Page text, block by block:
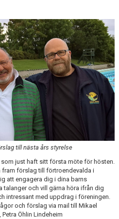
till nästa års styrelse
som just haft sitt första möte för hösten.
fram förslag till förtroendevalda i
att engagera dig i dina barns
talanger och vill gärna höra ifrån dig
intressant med uppdrag i föreningen.
och förslag via mail till Mikael
Öhlin Lindeheim